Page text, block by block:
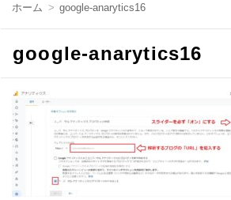
移
ホーム google-anarytics16
google-anarytics16